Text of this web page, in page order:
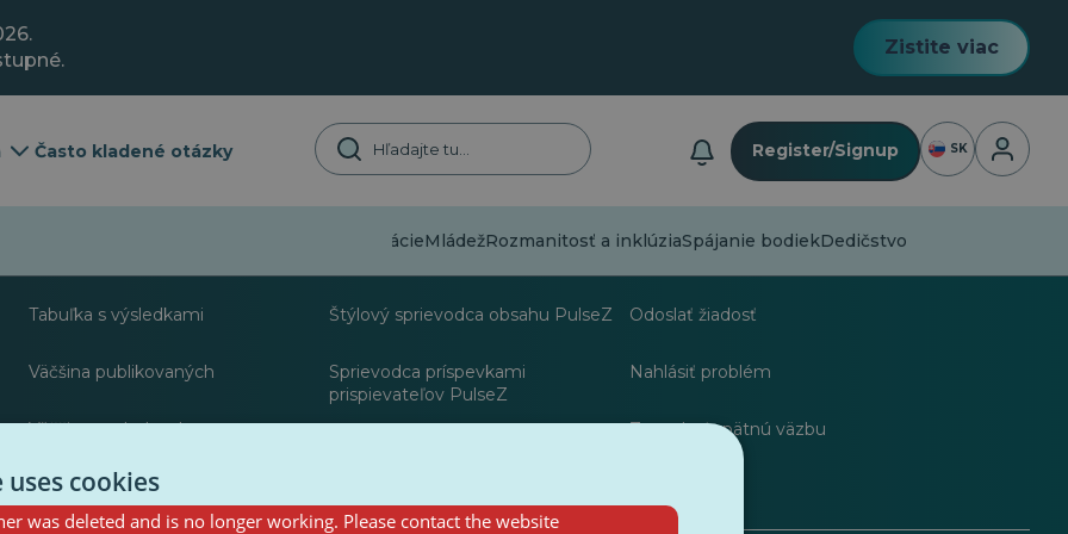
Zistite viac
Často kladené otázky Register/Signup SK
DezinformácieMládežRozmanitosť a inklúziaSpájanie bodiekDedičstvo
Tabuľka s výsledkami
Väčšina publikovaných
Väčšina nasledovala
Štýlový sprievodca obsahu PulseZ
Sprievodca príspevkami
prispievateľov PulseZ
Často kladené otázky
Odoslať žiadosť
Nahlásiť problém
Zanechať spätnú väzbu
cookies
was deleted and is no longer working. Please contact the website